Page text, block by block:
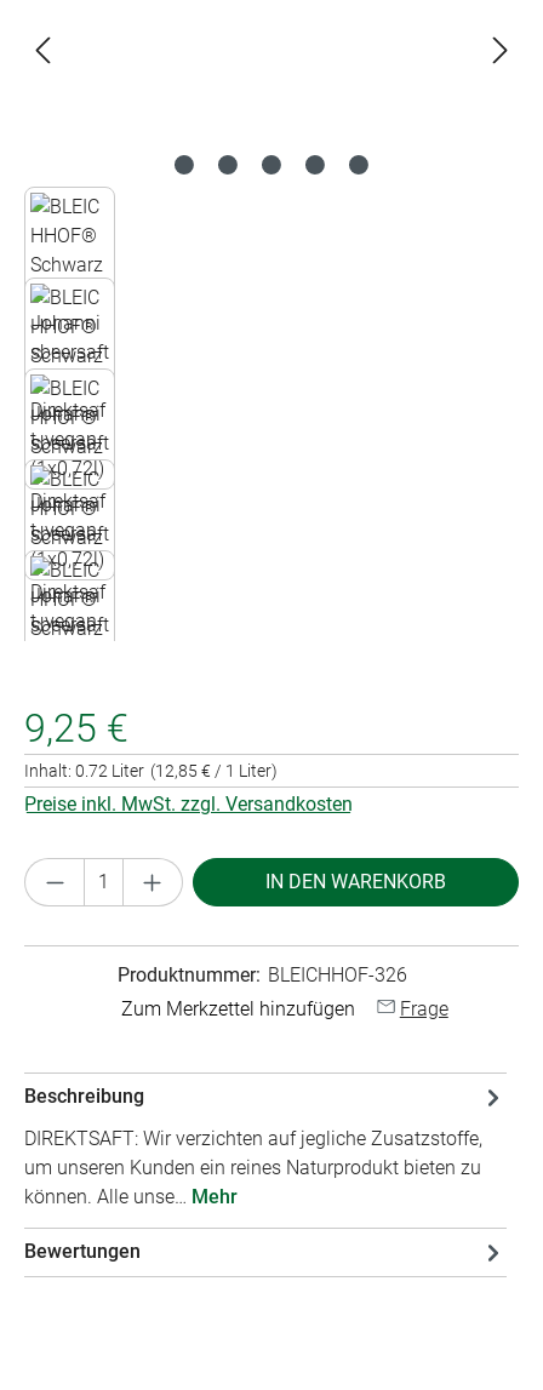
9,25 €
Inhalt: 0.72 Liter (12,85 € / 1 Liter)
Preise inkl. MwSt. zzgl. Versandkosten
Produkt Anzahl: Gib den gewünschten Wert
IN DEN WARENKORB
Produktnummer: BLEICHHOF-326
Zum Merkzettel hinzufügen
Frage
Beschreibung
DIREKTSAFT: Wir verzichten auf jegliche Zusatzstoffe,
um unseren Kunden ein reines Naturprodukt bieten zu
können. Alle unse… Mehr
Bewertungen